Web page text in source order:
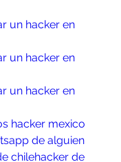
un hacker en
un hacker en
un hacker en
hacker mexico
de alguien
chilehacker de